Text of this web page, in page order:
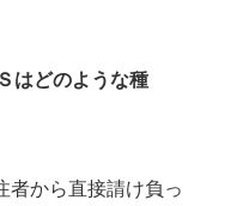
はどのような種
者から直接請け負っ